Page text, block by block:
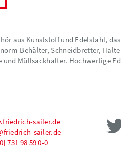
aus Kunststoff und Edelstahl,
Behälter, Schneidbretter,
Müllsackhalter. Hochwertige
sailer.de
sailer.de
731 98 59 0-0